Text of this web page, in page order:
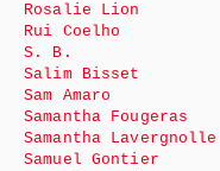
Rosalie Lion
Rui Coelho
S. B.
Salim Bisset
Sam Amaro
Samantha Fougeras
Samantha Lavergnolle
Samuel Gontier